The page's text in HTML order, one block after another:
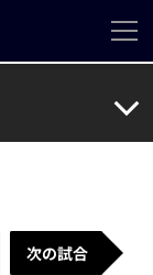
次の試合